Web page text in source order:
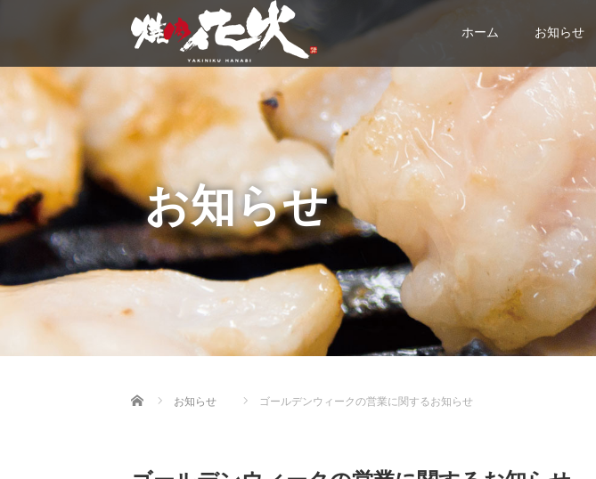
ホーム お知らせ
お知らせ
Home お知らせ ゴールデンウィークの営業に関するお知らせ